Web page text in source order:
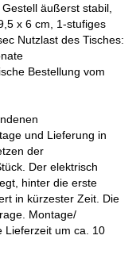
äußerst stabil,
x 6 cm, 1-stufiges
Nutzlast des Tisches:
Bestellung vom
und Lieferung in
der
Der elektrisch
hinter die erste
in kürzester Zeit. Die
Montage/
Lieferzeit um ca. 10